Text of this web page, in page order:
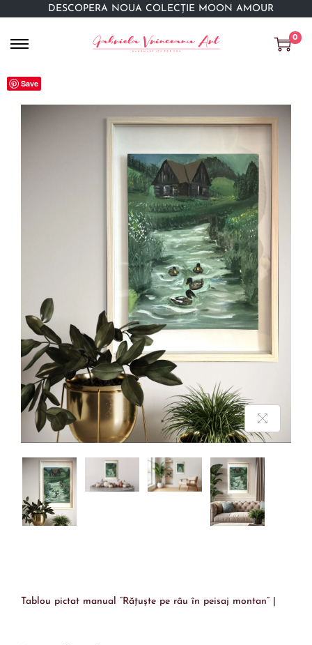
DESCOPERĂ NOUA COLECȚIE MOON AMOUR
0
Save
Tablou pictat manual “Rățuște pe râu în peisaj montan” |